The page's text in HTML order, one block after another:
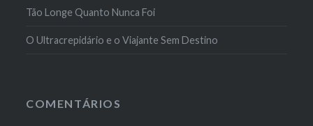
Tão Longe Quanto Nunca Foi
O Ultracrepidário e o Viajante Sem Destino
COMENTÁRIOS